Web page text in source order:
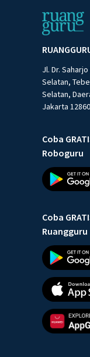
Jl. Dr.
Selatan,
Selatan,
Jakarta 12860
Coba
Roboguru
Coba
Ruangguru